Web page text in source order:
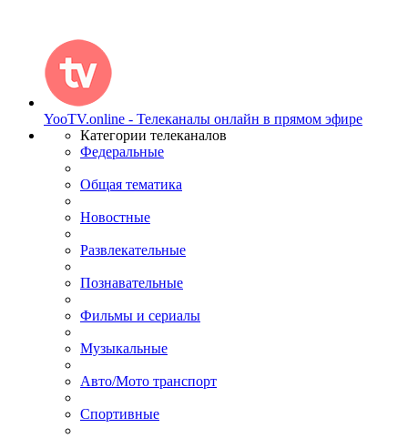
YooTV.online - Телеканалы онлайн в прямом эфире
Категории телеканалов
Федеральные
Общая тематика
Новостные
Развлекательные
Познавательные
Фильмы и сериалы
Музыкальные
Авто/Мото транспорт
Спортивные